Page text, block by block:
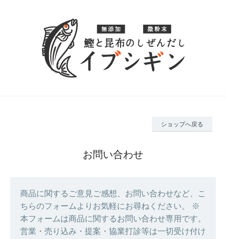
ショップへ戻る
お問い合わせ
商品に関するご意見ご感想、お問い合わせなど、こ
ちらのフォームよりお気軽にお尋ねください。 ※
本フォームは商品に関するお問い合わせ専用です。
営業・売り込み・提案・協業打診等は一切受け付け